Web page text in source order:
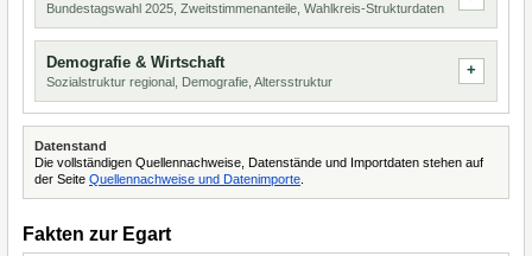
Bundestagswahl 2025, Zweitstimmenanteile, Wahlkreis-Strukturdaten
Demografie & Wirtschaft
Sozialstruktur regional, Demografie, Altersstruktur
Datenstand
Die vollständigen Quellennachweise, Datenstände und Importdaten stehen auf
der Seite Quellennachweise und Datenimporte
Fakten zur Egart